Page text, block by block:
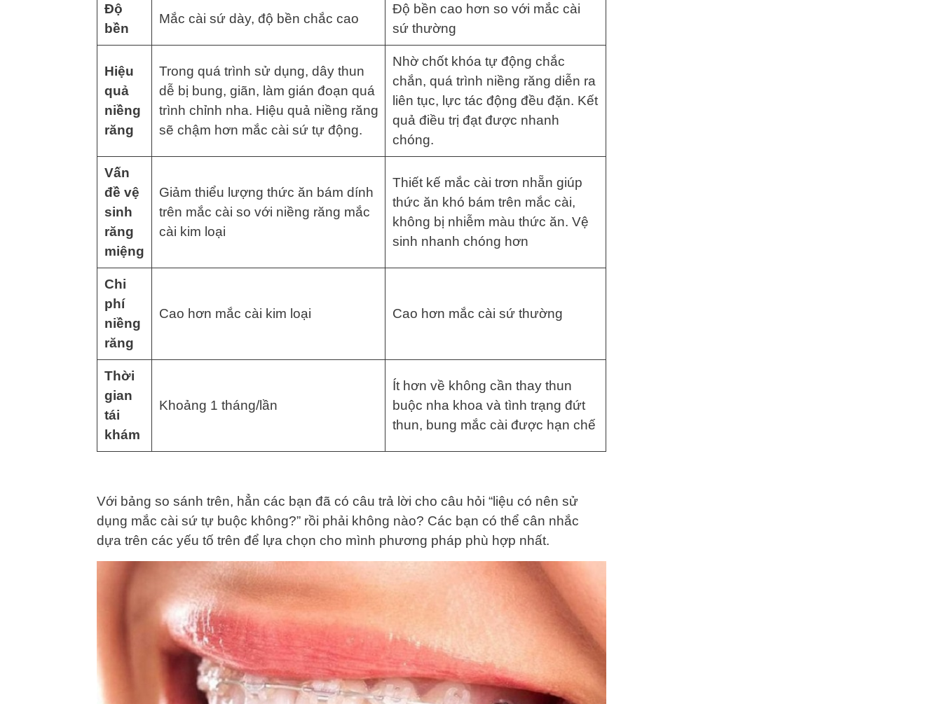
Độ
bền
Mắc cài sứ dày, độ bền chắc cao
Độ bền cao hơn so với mắc cài
sứ thường
Hiệu
quả
niềng
răng
Trong quá trình sử dụng, dây thun
dễ bị bung, giãn, làm gián đoạn quá
trình chỉnh nha. Hiệu quả niềng răng
sẽ chậm hơn mắc cài sứ tự động.
Nhờ chốt khóa tự động chắc
chắn, quá trình niềng răng diễn ra
liên tục, lực tác động đều đặn. Kết
quả điều trị đạt được nhanh
chóng.
Vấn
đề vệ
sinh
răng
miệng
Giảm thiểu lượng thức ăn bám dính
trên mắc cài so với niềng răng mắc
cài kim loại
Thiết kế mắc cài trơn nhẵn giúp
thức ăn khó bám trên mắc cài,
không bị nhiễm màu thức ăn. Vệ
sinh nhanh chóng hơn
Chi
phí
niềng
răng
Cao hơn mắc cài kim loại Cao hơn mắc cài sứ thường
Thời
gian
tái
khám
Khoảng 1 tháng/lần
Ít hơn về không cần thay thun
buộc nha khoa và tình trạng đứt
thun, bung mắc cài được hạn chế
Với bảng so sánh trên, hẳn các bạn đã có câu trả lời cho câu hỏi “liệu có nên sử
dụng mắc cài sứ tự buộc không?” rồi phải không nào? Các bạn có thể cân nhắc
dựa trên các yếu tố trên để lựa chọn cho mình phương pháp phù hợp nhất.